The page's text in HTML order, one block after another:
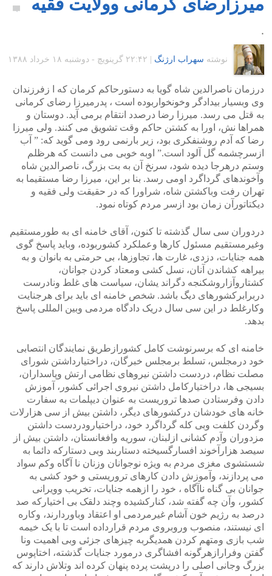
۰
نوشته سهراب ارژنگ ۲۲:۴۲ گرينويچ - دوشنبه ۱۸ خرداد ۱۳۸۸
درزمان ناصرالدین شاه گویا به دستورحاکم کرمان که ا زفرزندان
وی وبسیار بیدادگر وخونخواربوده است ، پدرمیرزا رضای کرمانی
به قتل می رسد. میرزا رضا درصدد انتقام برمی آید. دوستان و
همراها نش، اورا به کشتن حاکم وقت تشویق می کنند. ولی میرزا
رضا که آدم روشنفکری بود، زیر بارنمی رود ومی گوید که: ” آب
ازسرچشمه گل آلود است.” اوبه خوبی می دانست که هرظلم
وستم درهرجا دیده شود، سرنخ آن به بت بزرگ، ناصرالدین شاه
وآخوندهای گرداگرد اومی رسد. بنا بر این، میرزا رضا مستقیما به
تهران رفت وباکشتن شاه، شراورا که در حقیقت ولی فقیه و
دیکتاتورآن زمان بود ازسر مردم کوتاه نمود.
دردوران سی سال گذشته تا کنون، آقای خامنه ای به طورمستقیم
وغیرمستقیم مسئول کارها وعملکرد کشوربوده، وباید پاسخ گوی
همه جنایات، دزدی، غارت ها، تجاوزها، بی حرمتی به بانوان و به
بیراهه کشاندن آنان، نسل کشی ومعتاد کردن جوانان،
کشتاروآزاروشکنجه دگراند یشان، سیاست های غلط ونادرست
دربرابرکشورهای دیگ باشد. شخص خامنه ای باید برای هرجنایت
وکارغلط در این سی سال دریک دادگاه مردمی وبین المللی پاسخ
بدهد.
خامنه ای که برسرنوشت کامل کشورازطریق نمایندگان انتصابی
خود درمجلس، تسلط برمجلس خبرگان، دراختیارداشتن شورای
مصلت نظام، دردست داشتن نیروهای نظامی ارتش وپاسداران،
بسیجی ها، دراختیارکامل داشتن نیروی اجرائی کشور، آموزش
دادن وفرستادن صدها تروریست به عنوان دیپلمات به سفارت
خانه های خودشان درکشورهای دیگر، داشتن بیش از سی هزارلات
وگردن کلفت وبی کله گرداگرد خود، دراختیارودردست داشتن
مزدوران وآدم کشانی ازلبنان، سوریه وافغانستان، داشتن بیش از
سیصد هزارآخوند افسارگسیخته دستاربند وبی دستارکه دائما به
شستشوی مغزی مردم به ویژه نوجوانان وزنان نا آگاه وکم سواد
می پردازند، وآموزش دادن کارهای تروریستی و خود کشی به
جوانان بی گناه ناآگاه ، خود را ازهمه جنایات، تخریب وویرانی
کشور، وآن چه گفته شد، کنارکشیده وچند دلقک بی اختیارکه صد
درصد به رژیم خون آشام غیرمردمی او اعتقاد وباوردارند، وکاره
ای نیستند، منصوب وروبروی مردم قرارداده است تا با یک خیمه
شب بازی ومتهم کردن همدیگربه چیزهای جزئی وبی اهمیت ونا
گفتن وفرارازهرگونه افشاگری درمورد جنایات گذشته، اختاپوس
بزرگ وجانی اصلی را درپشت پرده پنهان کرده اند وتلاش دارند که